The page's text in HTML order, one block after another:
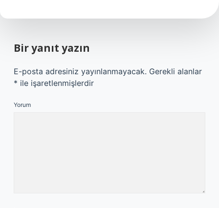
Bir yanıt yazın
E-posta adresiniz yayınlanmayacak. Gerekli alanlar
* ile işaretlenmişlerdir
Yorum